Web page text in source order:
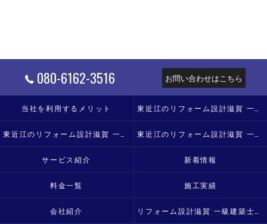
080-6162-3516 お問い合わせはこちら
当社を利用するメリット
サービス紹介 新着情報
料金一覧 施工実績
会社紹介